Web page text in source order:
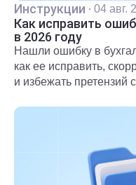
Инструкции · 04 авг.
Как исправить
в 2026 году
Нашли ошибку в
как ее исправить,
и избежать претензий